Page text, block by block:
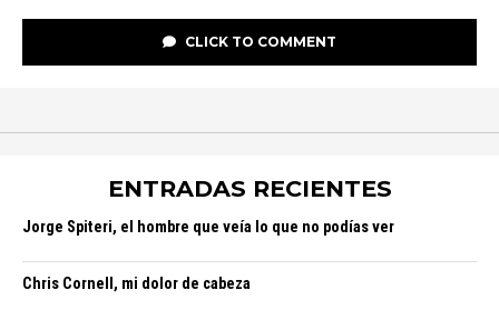
CLICK TO COMMENT
ENTRADAS RECIENTES
Jorge Spiteri, el hombre que veía lo que no podías ver
Chris Cornell, mi dolor de cabeza